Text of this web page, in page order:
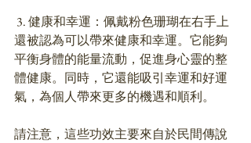
還被認為可以帶來健康和幸運。它能夠
平衡身體的能量流動，促進身心靈的整
體健康。同時，它還能吸引幸運和好運
氣，為個人帶來更多的機遇和順利。
請注意，這些功效主要來自於民間傳說